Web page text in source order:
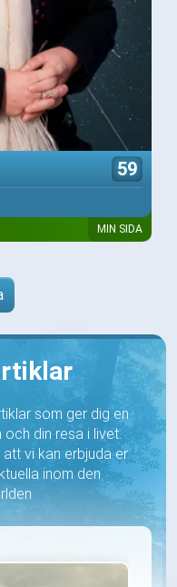
59
MIN SIDA
som ger dig en
din resa i livet.
vi kan erbjuda er
inom den